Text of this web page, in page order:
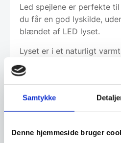
Samtykke
Denne hjemmeside bruger
Led spejlene er perfekte
du får en god lyskilde,
blændet af LED lyset.
Lyset er i et naturligt
dig et dejlig naturligt lys.
Dette spejl indeholder en